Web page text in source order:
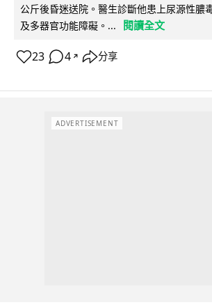
公斤後昏迷送院。醫生診斷他患上尿源性膿
及多器官功能障礙。...
閱讀全文
23 4 ↗ 分享
ADVERTISEMENT